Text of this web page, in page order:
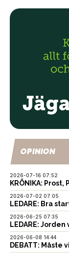
OPINION
2026-07-16 07:52
KRÖNIKA: Prost,
2026-07-02 07:05
LEDARE: Bra
2026-06-25 07:35
LEDARE:
2026-06-08 14:44
DEBATT: